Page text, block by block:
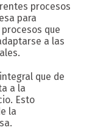
procesos
para
que
a las
que de
a la
Esto
la